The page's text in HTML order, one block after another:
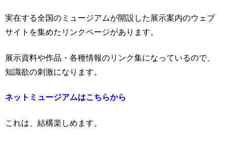
実在する全国のミュージアムが開設した展示案内のウェブ
サイトを集めたリンクページがあります。
展示資料や作品・各種情報のリンク集になっているので、
知識欲の刺激になります。
ネットミュージアムはこちらから
これは、結構楽しめます。